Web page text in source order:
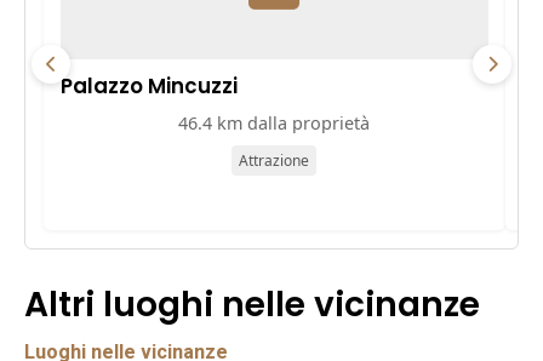
Palazzo Mincuzzi
46.4 km dalla proprietà
Attrazione
Altri luoghi nelle vicinanze
Luoghi nelle vicinanze